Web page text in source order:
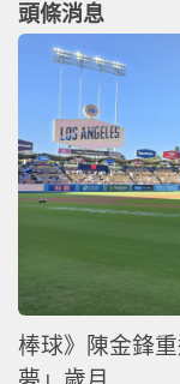
頭條消息
棒球》陳金鋒